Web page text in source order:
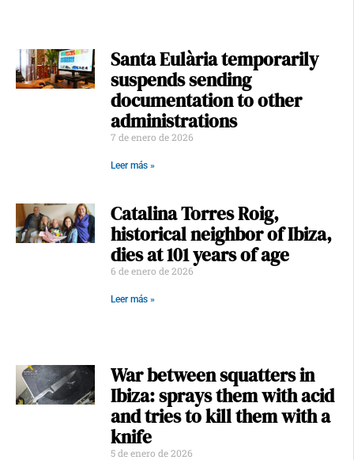
Santa Eulària temporarily
suspends sending
documentation to other
administrations
7 de enero de 2026
Leer más »
Catalina Torres Roig,
historical neighbor of Ibiza,
dies at 101 years of age
6 de enero de 2026
Leer más »
War between squatters in
Ibiza: sprays them with acid
and tries to kill them with a
knife
5 de enero de 2026